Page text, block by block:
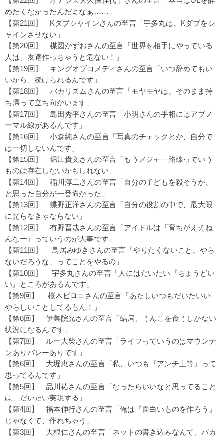
めたくなかったんだよなぁ……」
【第21回】 Kダブシャインさんの至言「宇多丸は、Kダブをシ
ャインさせない」
【第20回】 楳図かずおさんの至言「世界を相手にやっている
人は、友達作っちゃうと危ない！」
【第19回】 キングオブコメディさんの至言「いつ辞めてもい
いから、続けられるんです」
【第18回】 バカリズムさんの至言「モヤモヤは、そのまま持
ち帰って立ち向かいます」
【第17回】 島田秀平さんの至言「小明さんの手相にはアブノ
ーマル線があるんです」
【第16回】 小森純さんの至言「写真のチェックとか、自分で
は一切しないんです」
【第15回】 堀江貴文さんの至言「もうメジャー路線っていう
ものは存在しないかもしれない」
【第14回】 稲川淳二さんの至言「自分の子どもを殺そうか、
と思った自分が一番怖かった」
【第13回】 蝶野正洋さんの至言「自分の役割の中で、最大限
に光らなきゃならない」
【第12回】 有野晋哉さんの至言「アイドルは『育ちがええね
んなー』っていうのが大事です」
【第11回】
鳥居みゆきさんの至言「やりたくないこと、やら
ないだろうな、ってことをやるの」
【第10回】
宇多丸さんの至言「人にはだいたい『ちょうどい
い』ところがあるんです」
【第9回】
桜木ピロコさんの至言「あたしいつもだいたいい
やらしいことしてるもん！」
【第8回】 伊集院光さんの至言「結局、うんこを食うしかない
状況になるんです」
【第7回】
ルー大柴さんの至言「ライフっていうのはマウンテ
ンありバレーありです」
【第6回】 大堀恵さんの至言「私、いつも『アンチ上等』って
思ってるんです」
【第5回】 品川祐さんの至言「なったらいいなと思ってること
は、だいたい実現する」
【第4回】 福本伸行さんの至言「俺は『面白いものを作ろう』
じゃなくて、作れちゃう」
【第3回】 大根仁さんの至言「ネットの書き込みなんて、バカ